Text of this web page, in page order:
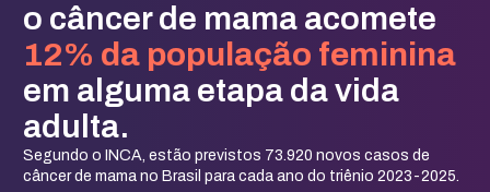
o câncer de mama acomete
12% da população feminina
em alguma etapa da vida
adulta.
Segundo o INCA, estão previstos 73.920 novos casos de
câncer de mama no Brasil para cada ano do triênio 2023-2025.